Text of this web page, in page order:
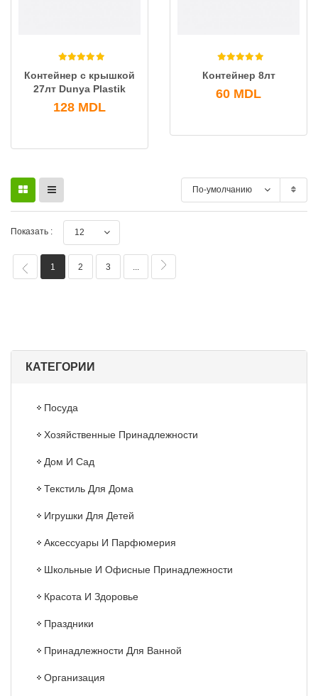
КАТЕГОРИИ
Посуда
Хозяйственные Принадлежности
Дом И Сад
Текстиль Для Дома
Игрушки Для Детей
Аксессуары И Парфюмерия
Школьные И Офисные Принадлежности
Красота И Здоровье
Праздники
Принадлежности Для Ванной
Организация
Контейнер с крышкой
27лт Dunya Plastik
128 MDL
Контейнер 8лт
60 MDL
По-умолчанию
Показать : 12
1 2 3 ...